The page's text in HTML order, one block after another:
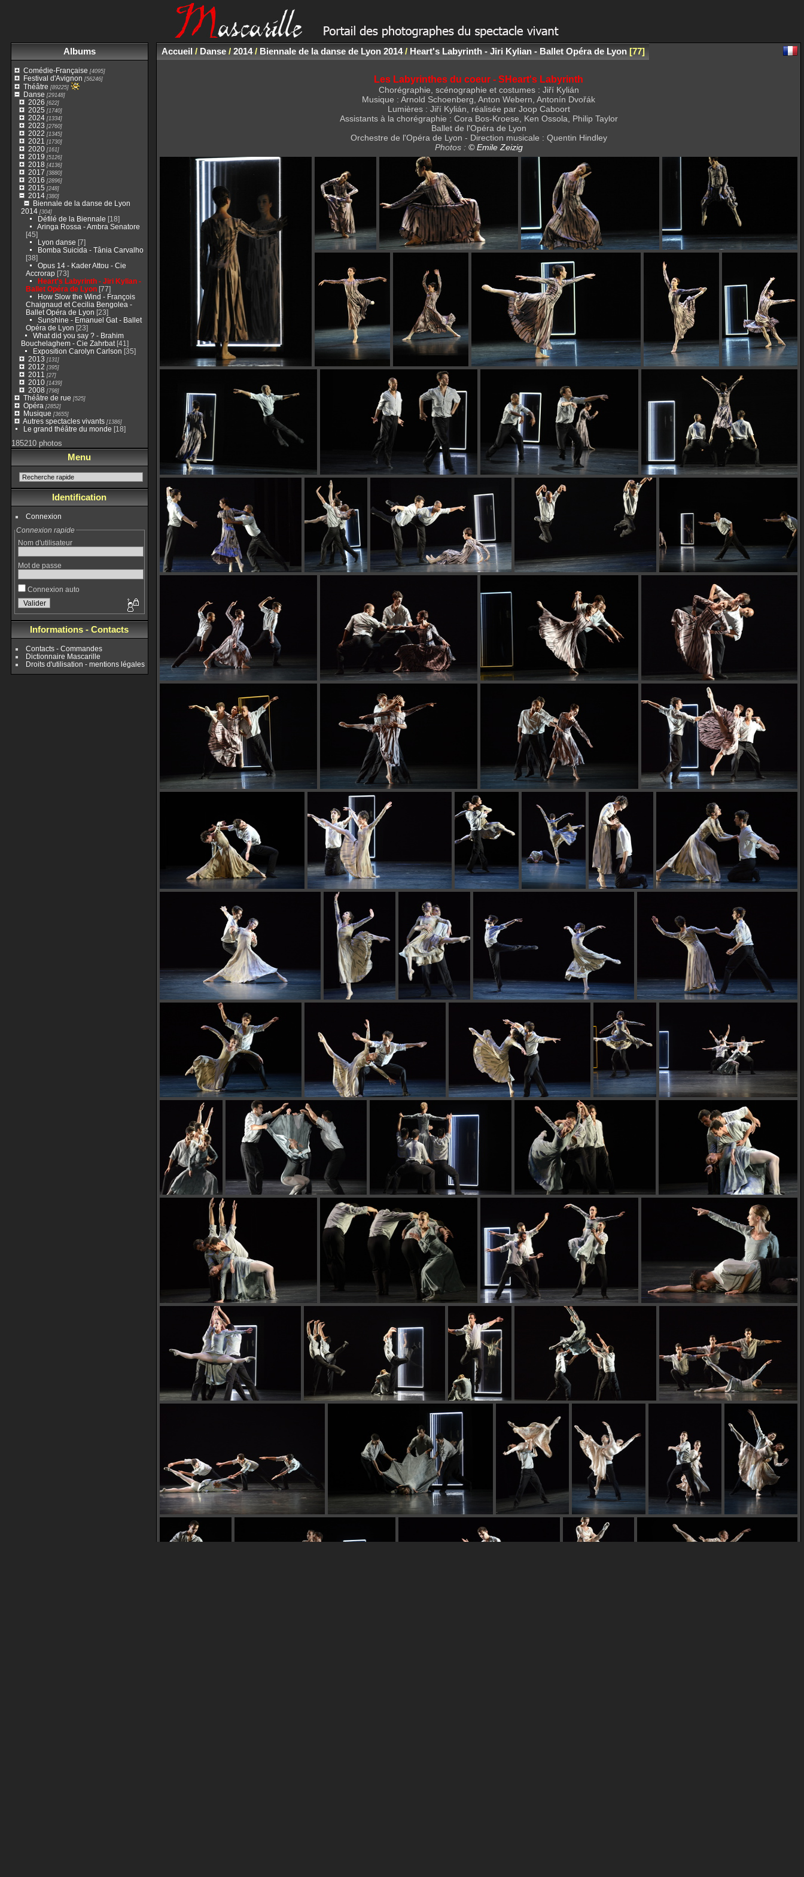
Albums
Comédie-Française [4095]
Festival d'Avignon [56246]
Théâtre [89225]
Danse [29148]
2026 [622]
2025 [1740]
2024[1334]
2023 [2760]
2022 [1345]
2021 [1730]
2020[161]
2019 [5126]
2018 [4136]
2017 [3880]
2016 [2896]
2015 [248]
2014[380]
Biennale de la danse de Lyon
2014[304]
Défilé de la Biennale [18]
Aringa Rossa - Ambra Senatore
[45]
Lyon danse [7]
Bomba Suicida - Tânia Carvalho
[38]
Opus 14 - Kader Attou - Cie
Accrorap[73]
Heart's Labyrinth - Jiri Kylian -
Ballet Opéra de Lyon[77]
How Slow the Wind - François
Chaignaud et Cecilia Bengolea -
Ballet Opéra de Lyon [23]
Sunshine - Emanuel Gat - Ballet
Opéra de Lyon [23]
What did you say ? - Brahim
Bouchelaghem - Cie Zahrbat[41]
Exposition Carolyn Carlson [35]
2013 [131]
2012 [395]
2011 [27]
2010[1439]
2008 [798]
Théâtre de rue [525]
Opéra [2852]
Musique [3655]
Autres spectacles vivants[1386]
Le grand théâtre du monde [18]
185210 photos
Menu
Identification
Connexion
Connexion rapide
Nom d'utilisateur
Mot de passe
Connexion auto
Informations - Contacts
Contacts - Commandes
Dictionnaire Mascarille
Droits d'utilisation - mentions légales
Accueil/ Danse/ 2014/ Biennale de la danse de Lyon 2014/ Heart's Labyrinth - Jiri Kylian - Ballet Opéra de Lyon 77
Les Labyrinthes du coeur - SHeart's Labyrinth
Chorégraphie, scénographie et costumes : Jiří Kylián
Musique : Arnold Schoenberg, Anton Webern, Antonín Dvořák
Lumières : Jiří Kylián, réalisée par Joop Caboort
Assistants à la chorégraphie : Cora Bos-Kroese, Ken Ossola, Philip Taylor
Ballet de l'Opéra de Lyon
Orchestre de l'Opéra de Lyon - Direction musicale : Quentin Hindley
Photos : © Emile Zeizig